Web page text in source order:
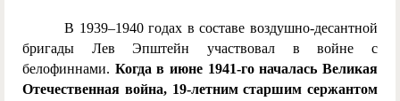
В 1939–1940 годах в составе воздушно-десантной
бригады Лев Эпштейн участвовал в войне с
белофиннами. Когда в июне 1941-го началась Великая
Отечественная война, 19-летним старшим сержантом